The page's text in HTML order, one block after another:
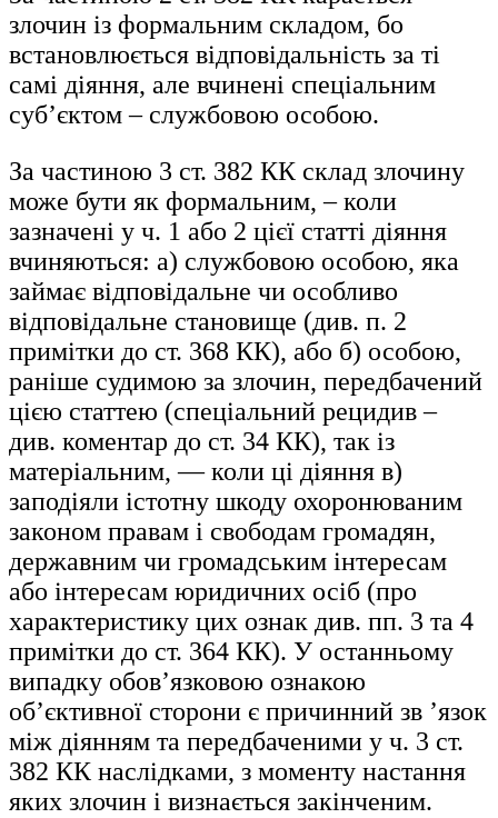
злочин із формальним складом, бо
встановлюється відповідальність за ті
самі діяння, але вчинені спеціальним
суб’єктом – службовою особою.
За частиною 3 ст. 382 КК склад злочину
може бути як формальним, – коли
зазначені у ч. 1 або 2 цієї статті діяння
вчиняються: а) службовою особою, яка
займає відповідальне чи особливо
відповідальне становище (див. п. 2
примітки до ст. 368 КК), або б) особою,
раніше судимою за злочин, передбачений
цією статтею (спеціальний рецидив –
див. коментар до ст. 34 КК), так із
матеріальним, — коли ці діяння в)
заподіяли істотну шкоду охоронюваним
законом правам і свободам громадян,
державним чи громадським інтересам
або інтересам юридичних осіб (про
характеристику цих ознак див. пп. 3 та 4
примітки до ст. 364 КК). У останньому
випадку обов’язковою ознакою
об’єктивної сторони є причинний зв ’язок
між діянням та передбаченими у ч. 3 ст.
382 КК наслідками, з моменту настання
яких злочин і визнається закінченим.